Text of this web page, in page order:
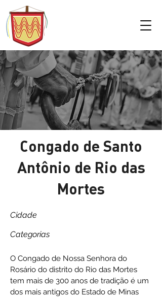
Congado de Santo
Antônio de Rio das
Mortes
Cidade
Categorias
O Congado de Nossa Senhora do
Rosário do distrito do Rio das Mortes
tem mais de 300 anos de tradição é um
dos mais antigos do Estado de Minas